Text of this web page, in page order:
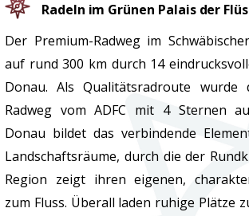
Radeln im Grünen Palais der
Der Premium-Radweg im
auf rund 300 km durch 14
Donau. Als Qualitätsradroute wurde
Radweg vom ADFC mit 4 Sternen
Donau bildet das verbindende
Landschaftsräume, durch die der
Region zeigt ihren eigenen,
zum Fluss. Überall laden ruhige Plätze